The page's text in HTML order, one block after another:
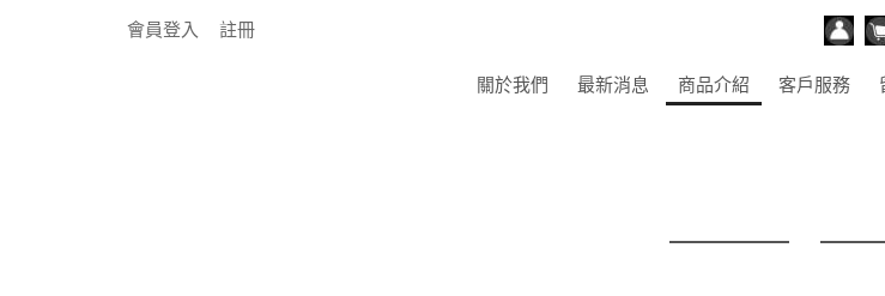
會員登入 註冊
關於我們 最新消息 商品介紹 客戶服務